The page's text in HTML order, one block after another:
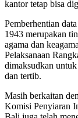
kantor tetap bisa
Pemberhentian
1943 merupakan
agama dan
Pelaksanaan
dimaksudkan
dan tertib.
Masih berkaitan
Komisi Penyiaran